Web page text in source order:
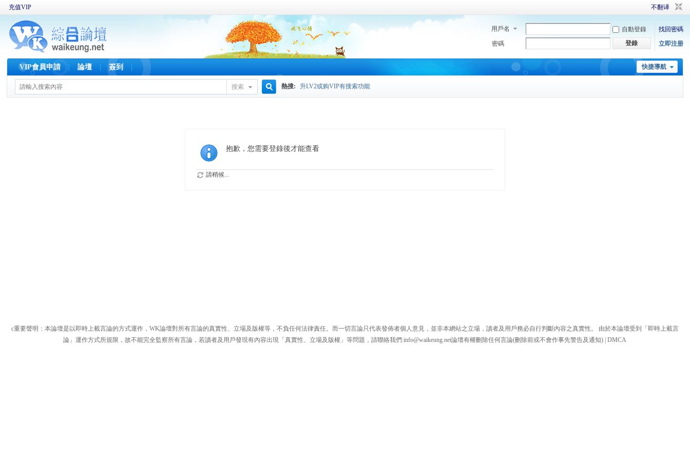
充值VIP 不翻译
用戶名 自動登錄
找回密碼
密碼
登錄 立即注册
快捷導航
VIP會員申請 論壇 簽到
搜索
索
熱搜: 升LV2或购VIP有搜索功能
抱歉，您需要登錄後才能查看
請稍候...
c重要聲明：本論壇是以即時上載言論的方式運作，WK論壇對所有言論的真實性、立場及版權等，不負任何法律責任。而一切言論只代表發佈者個人意見，並非本網站之立場，讀者及用戶務必自行判斷內容之真實性。 由於本論壇受到「即時上載言
論」運作方式所規限，故不能完全監察所有言論，若讀者及用戶發現有內容出現「真實性、立場及版權」等問題，請聯絡我們:info@waikeung.net論壇有權刪除任何言論(刪除前或不會作事先警告及通知) |DMCA